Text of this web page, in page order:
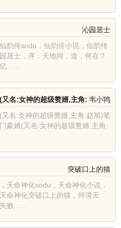
沁园居士
韵传sodu，仙韵传小说，仙韵传
居士，序：天地间，道，何在？
......
韦小鸨
名:女神的超级赘婿,主角:
名:女神的超级赘婿,主角:赵旭)笔
豪婿(又名:女神的超级赘婿,主角:
突破口上的猫
天命神化sodu，天命神化小说，
命神化突破口上的猫，何谓天
败......